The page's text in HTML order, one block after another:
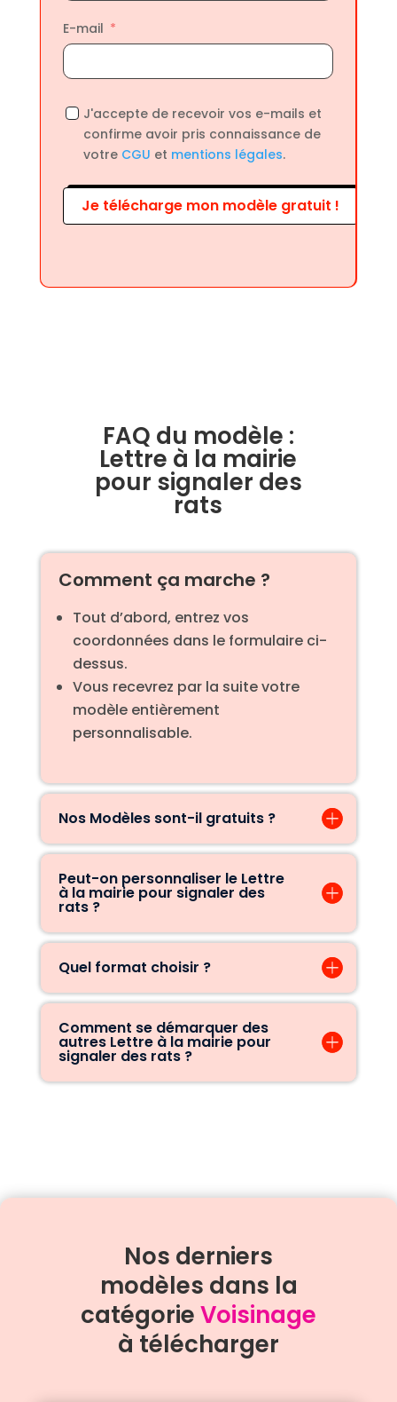
E-mail
J'accepte de recevoir vos e-mails et
confirme avoir pris connaissance de
votre CGU et mentions légales.
Je télécharge mon modèle gratuit !
FAQ du modèle :
Lettre à la mairie
pour signaler des
rats
Comment ça marche ?
Tout d’abord, entrez vos
coordonnées dans le formulaire ci-
dessus.
Vous recevrez par la suite votre
modèle entièrement
personnalisable.
Nos Modèles sont-il gratuits ?
Peut-on personnaliser le Lettre
à la mairie pour signaler des
rats ?
Quel format choisir ?
Comment se démarquer des
autres Lettre à la mairie pour
signaler des rats ?
Nos derniers
modèles dans la
catégorieVoisinage
à télécharger